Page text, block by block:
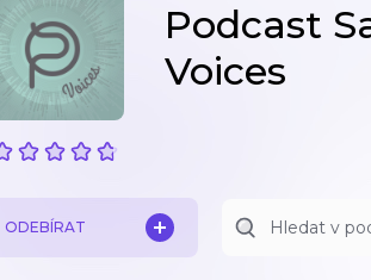
Podcast
Voices
ODEBÍRAT